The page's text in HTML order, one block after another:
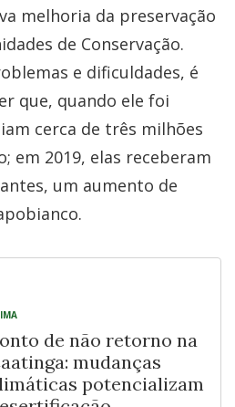
melhoria da preservação
de Conservação.
e dificuldades, é
que, quando ele foi
cerca de três milhões
em 2019, elas receberam
um aumento de
de não retorno na
mudanças
potencializam